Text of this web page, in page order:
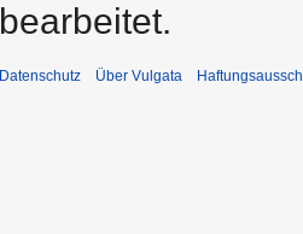
bearbeitet.
Datenschutz Über Vulgata